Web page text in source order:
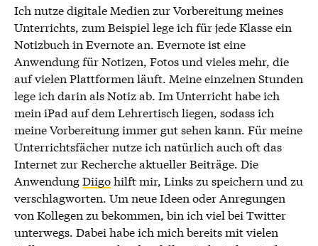
Ich nutze digitale Medien zur Vorbereitung meines
Unterrichts, zum Beispiel lege ich für jede Klasse ein
Notizbuch in Evernote an. Evernote ist eine
Anwendung für Notizen, Fotos und vieles mehr, die
auf vielen Plattformen läuft. Meine einzelnen Stunden
lege ich darin als Notiz ab. Im Unterricht habe ich
mein iPad auf dem Lehrertisch liegen, sodass ich
meine Vorbereitung immer gut sehen kann. Für meine
Unterrichtsfächer nutze ich natürlich auch oft das
Internet zur Recherche aktueller Beiträge. Die
AnwendungDiigohilft mir, Links zu speichern und zu
verschlagworten. Um neue Ideen oder Anregungen
von Kollegen zu bekommen, bin ich viel bei Twitter
unterwegs. Dabei habe ich mich bereits mit vielen